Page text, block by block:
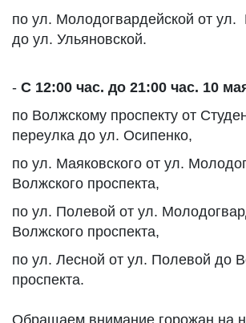
по ул. Молодогвардейской от ул.
до ул. Ульяновской.
- С 12:00 час. до 21:00 час. 10
по Волжскому проспекту от
переулка до ул. Осипенко,
по ул. Маяковского от ул.
Волжского проспекта,
по ул. Полевой от ул.
Волжского проспекта,
по ул. Лесной от ул. Полевой до
проспекта.
Обращаем внимание горожан на